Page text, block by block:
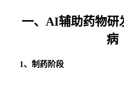
一、AI辅助药物研
病
1、制药阶段